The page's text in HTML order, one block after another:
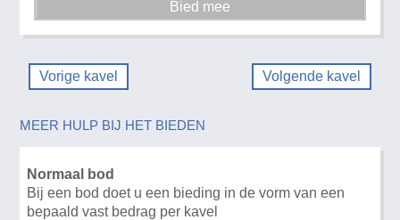
Vorige kavel Volgende kavel
MEER HULP BIJ HET BIEDEN
Normaal bod
Bij een bod doet u een bieding in de vorm van een
bepaald vast bedrag per kavel